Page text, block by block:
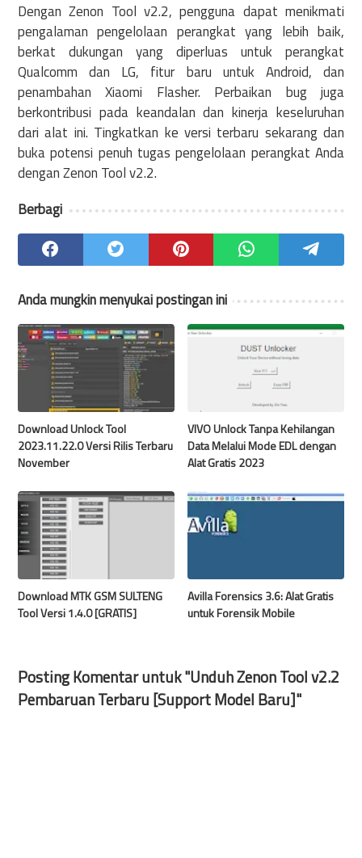
Dengan Zenon Tool v2.2, pengguna dapat menikmati
pengalaman pengelolaan perangkat yang lebih baik,
berkat dukungan yang diperluas untuk perangkat
Qualcomm dan LG, fitur baru untuk Android, dan
penambahan Xiaomi Flasher. Perbaikan bug juga
berkontribusi pada keandalan dan kinerja keseluruhan
dari alat ini. Tingkatkan ke versi terbaru sekarang dan
buka potensi penuh tugas pengelolaan perangkat Anda
dengan Zenon Tool v2.2.
Berbagi
Anda mungkin menyukai postingan ini
Download Unlock Tool
2023.11.22.0 Versi Rilis Terbaru
November
VIVO Unlock Tanpa Kehilangan
Data Melalui Mode EDL dengan
Alat Gratis 2023
Download MTK GSM SULTENG
Tool Versi 1.4.0 [GRATIS]
Avilla Forensics 3.6: Alat Gratis
untuk Forensik Mobile
Posting Komentar untuk "Unduh Zenon Tool v2.2
Pembaruan Terbaru [Support Model Baru]"